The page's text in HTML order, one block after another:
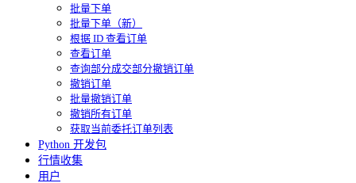
批量下单
批量下单（新）
根据 ID 查看订单
查看订单
查询部分成交部分撤销订单
撤销订单
批量撤销订单
撤销所有订单
获取当前委托订单列表
Python 开发包
行情收集
用户